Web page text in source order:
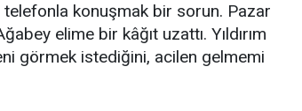
konuşmak bir sorun. Pazar
elime bir kâğıt uzattı. Yıldırım
görmek istediğini, acilen gelmemi